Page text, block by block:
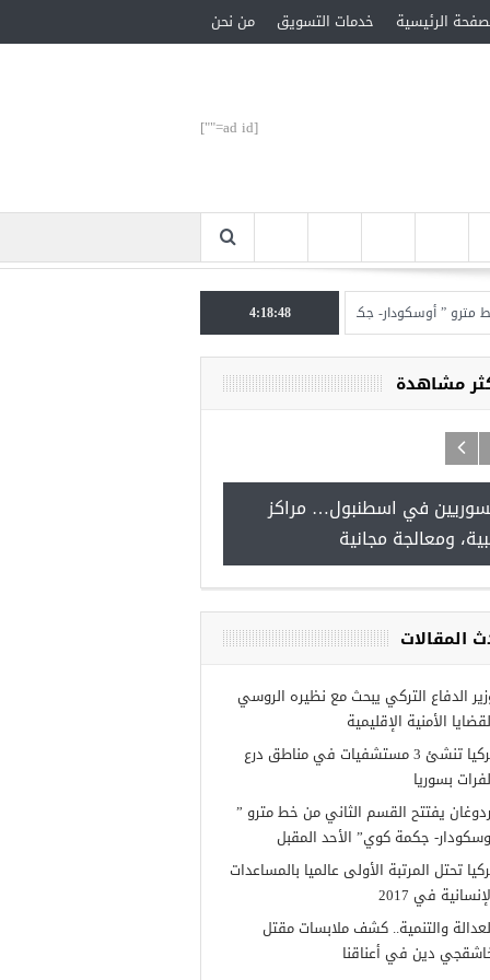
الرئيسية خدمات التسويق من نحن
[ad id=""]
” أوسكودار- جكمة كوي” الأحد المقبل4:18:49
مشاهدة
في اسطنبول… مراكز
ومعالجة مجانية
المقالات
الدفاع التركي يبحث مع نظيره الروسي
الأمنية الإقليمية
تركيا تنشئ 3 مستشفيات في مناطق درع
بسوريا
يفتتح القسم الثاني من خط مترو ”
جكمة كوي” الأحد المقبل
تحتل المرتبة الأولى عالميا بالمساعدات
في 2017
والتنمية.. كشف ملابسات مقتل
دين في أعناقنا